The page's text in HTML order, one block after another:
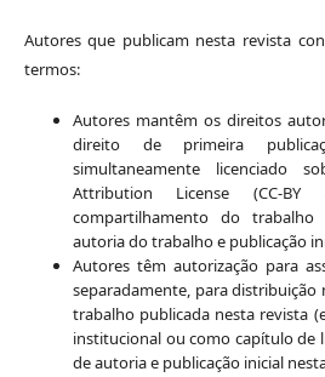
Autores que publicam nesta revista
termos:
Autores mantêm os direitos
direito de primeira
simultaneamente licenciado
Attribution License (CC-
compartilhamento do
autoria do trabalho e publicação
Autores têm autorização para
separadamente, para distribuição
trabalho publicada nesta revista
institucional ou como capítulo de
de autoria e publicação inicial